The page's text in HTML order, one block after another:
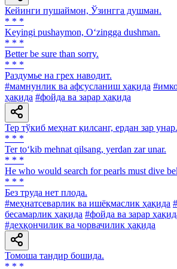
Кейинги пушаймон, Ўзингга душман.
* * *
Keyingi pushaymon, O‘zingga dushman.
* * *
Better be sure than sorry.
* * *
Раздумье на грех наводит.
#мамнунлик ва афсусланиш ҳақида
ҳақида #фойда ва зарар ҳақида
Тер тўкиб меҳнат қилсанг, ердан зар унар.
* * *
Ter to‘kib mehnat qilsang, yerdan zar unar.
* * *
He who would search for pearls must dive
* * *
Без труда нет плода.
#меҳнатсеварлик ва ишёқмаслик ҳақида
бесамарлик ҳақида #фойда ва зарар
#деҳқончилик ва чорвачилик ҳақида
Томоша тандир бошида.
* * *